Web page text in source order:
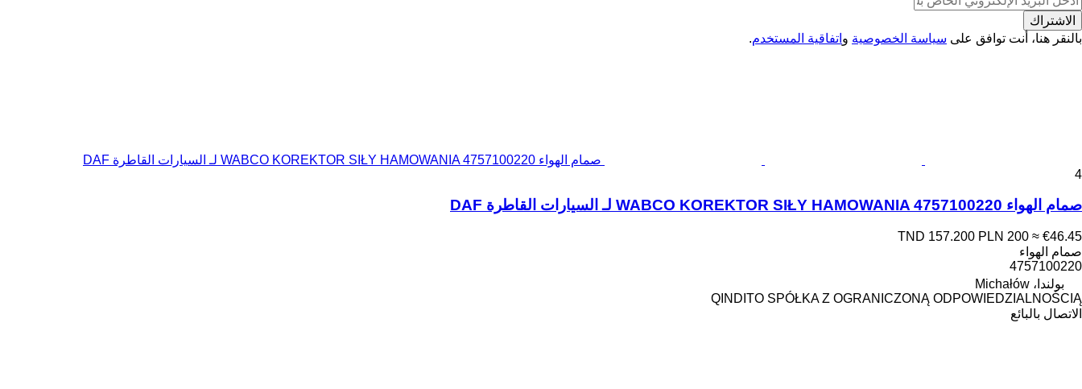
الاشتراك
بالنقر هنا، أنت توافق على سياسة الخصوصية و اتفاقية المستخدم.
صمام الهواء WABCO KOREKTOR SIŁY HAMOWANIA 4757100220 لـ السيارات القاطرة DAF
4
صمام الهواء WABCO KOREKTOR SIŁY HAMOWANIA 4757100220 لـ السيارات القاطرة DAF
TND 157.200 PLN 200 ≈ €46.45
صمام الهواء
4757100220
بولندا، Michałów
QINDITO SPÓŁKA Z OGRANICZONĄ ODPOWIEDZIALNOŚCIĄ
الاتصال بالبائع